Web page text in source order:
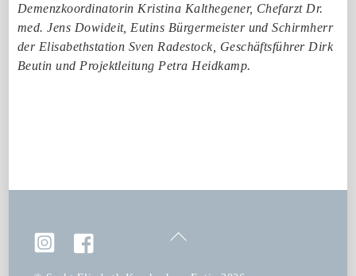
Demenzkoordinatorin Kristina Kalthegener, Chefarzt Dr.
med. Jens Dowideit, Eutins Bürgermeister und Schirmherr
der Elisabethstation Sven Radestock, Geschäftsführer Dirk
Beutin und Projektleitung Petra Heidkamp.
Back